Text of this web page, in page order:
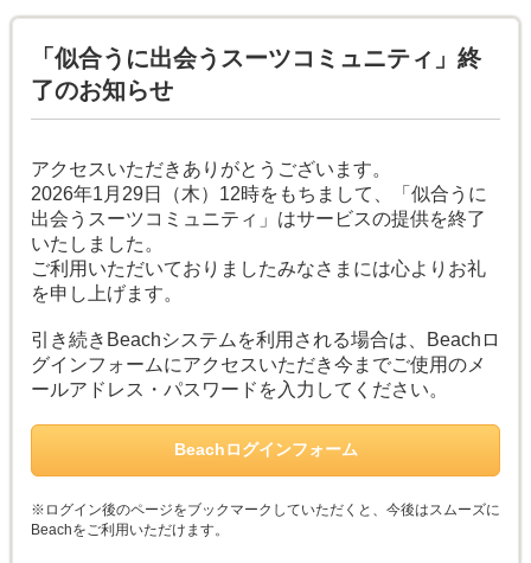
「似合うに出会うスーツコミュニティ」終
了のお知らせ
アクセスいただきありがとうございます。
2026年1月29日（木）12時をもちまして、「似合うに
出会うスーツコミュニティ」はサービスの提供を終了
いたしました。
ご利用いただいておりましたみなさまには心よりお礼
を申し上げます。
引き続きBeachシステムを利用される場合は、Beachロ
グインフォームにアクセスいただき今までご使用のメ
ールアドレス・パスワードを入力してください。
Beachログインフォーム
※ログイン後のページをブックマークしていただくと、今後はスムーズに
Beachをご利用いただけます。